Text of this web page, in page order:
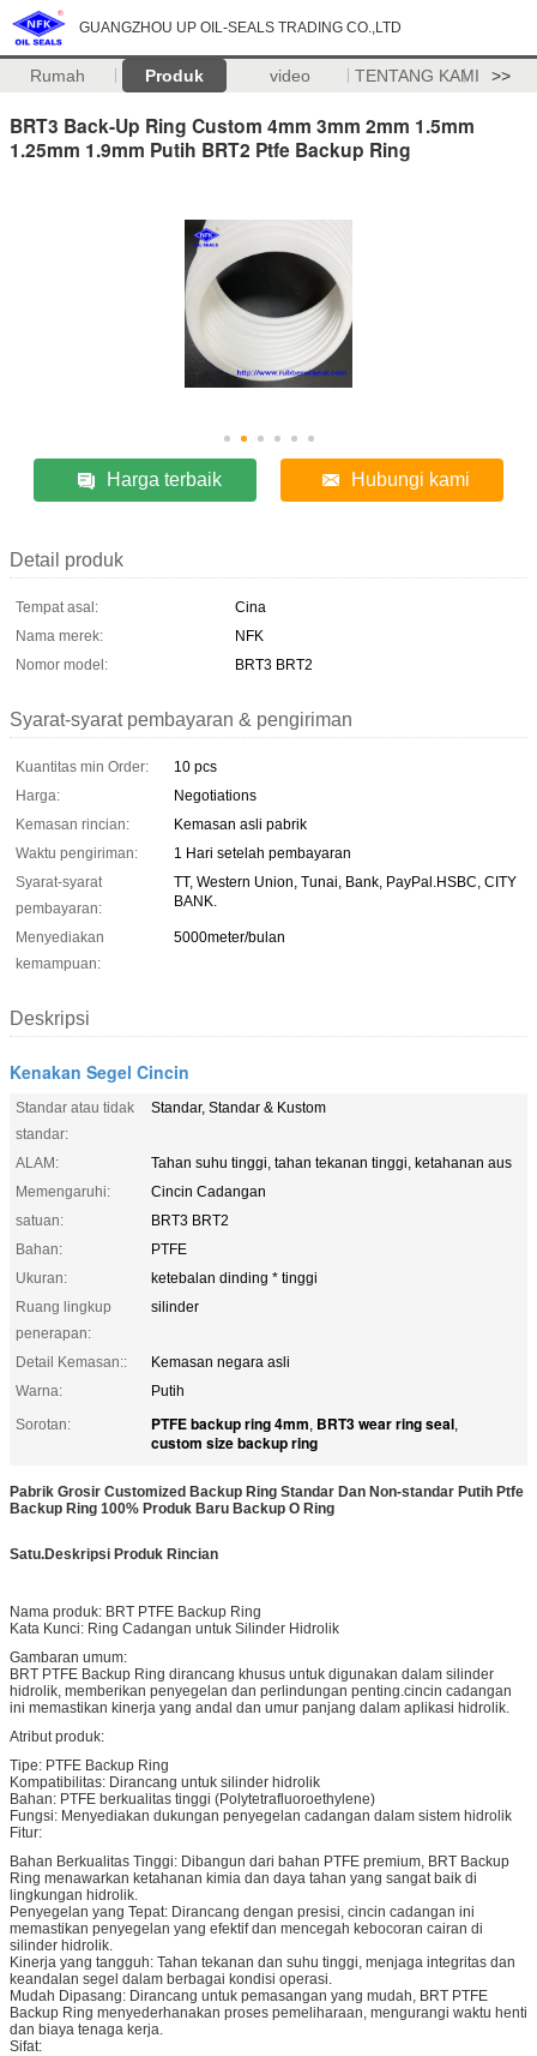
GUANGZHOU UP OIL-SEALS TRADING CO.,LTD
Rumah Produk video TENTANG KAMI >>
BRT3 Back-Up Ring Custom 4mm 3mm 2mm 1.5mm
1.25mm 1.9mm Putih BRT2 Ptfe Backup Ring
Harga terbaik Hubungi kami
Detail produk
Tempat asal:
Cina
Nama merek:
NFK
Nomor model:
BRT3 BRT2
Syarat-syarat pembayaran & pengiriman
Kuantitas min Order:
10 pcs
Harga:
Negotiations
Kemasan rincian:
Kemasan asli pabrik
Waktu pengiriman:
1 Hari setelah pembayaran
Syarat-syarat
pembayaran:
TT, Western Union, Tunai, Bank, PayPal.HSBC, CITY
BANK.
Menyediakan
kemampuan:
5000meter/bulan
Deskripsi
Kenakan Segel Cincin
Standar atau tidak
standar:
Standar, Standar & Kustom
ALAM:
Tahan suhu tinggi, tahan tekanan tinggi, ketahanan aus
Memengaruhi:
Cincin Cadangan
satuan:
BRT3 BRT2
Bahan:
PTFE
Ukuran:
ketebalan dinding * tinggi
Ruang lingkup
penerapan:
silinder
Detail Kemasan::
Kemasan negara asli
Warna:
Putih
Sorotan:
PTFE backup ring 4mm, BRT3 wear ring seal,
custom size backup ring
Pabrik Grosir Customized Backup Ring Standar Dan Non-standar Putih Ptfe
Backup Ring 100% Produk Baru Backup O Ring
Satu.Deskripsi Produk Rincian
Nama produk: BRT PTFE Backup Ring
Kata Kunci: Ring Cadangan untuk Silinder Hidrolik
Gambaran umum:
BRT PTFE Backup Ring dirancang khusus untuk digunakan dalam silinder
hidrolik, memberikan penyegelan dan perlindungan penting.cincin cadangan
ini memastikan kinerja yang andal dan umur panjang dalam aplikasi hidrolik.
Atribut produk:
Tipe: PTFE Backup Ring
Kompatibilitas: Dirancang untuk silinder hidrolik
Bahan: PTFE berkualitas tinggi (Polytetrafluoroethylene)
Fungsi: Menyediakan dukungan penyegelan cadangan dalam sistem hidrolik
Fitur:
Bahan Berkualitas Tinggi: Dibangun dari bahan PTFE premium, BRT Backup
Ring menawarkan ketahanan kimia dan daya tahan yang sangat baik di
lingkungan hidrolik.
Penyegelan yang Tepat: Dirancang dengan presisi, cincin cadangan ini
memastikan penyegelan yang efektif dan mencegah kebocoran cairan di
silinder hidrolik.
Kinerja yang tangguh: Tahan tekanan dan suhu tinggi, menjaga integritas dan
keandalan segel dalam berbagai kondisi operasi.
Mudah Dipasang: Dirancang untuk pemasangan yang mudah, BRT PTFE
Backup Ring menyederhanakan proses pemeliharaan, mengurangi waktu henti
dan biaya tenaga kerja.
Sifat: